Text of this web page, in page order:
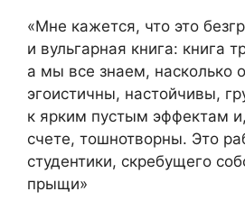
«Мне кажется, что это
и вульгарная книга: книга
а мы все знаем, насколько
эгоистичны, настойчивы,
к ярким пустым эффектам
счете, тошнотворны. Это
студентики, скребущего
прыщи»